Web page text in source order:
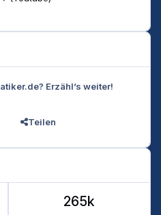
Erzähl’s weiter!
Teilen
265k